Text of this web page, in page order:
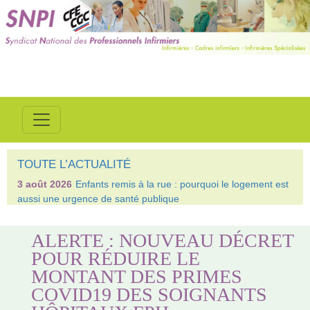
TOUTE L’ACTUALITÉ
3 août 2026 Enfants remis à la rue : pourquoi le logement est
aussi une urgence de santé publique
ALERTE : NOUVEAU DÉCRET
POUR RÉDUIRE LE
MONTANT DES PRIMES
COVID19 DES SOIGNANTS